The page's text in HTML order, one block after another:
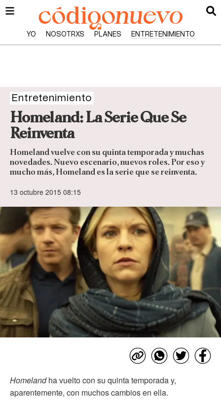
YO NOSOTRXS PLANES ENTRETENIMIENTO
Entretenimiento
Homeland: La Serie Que Se
Reinventa
Homeland vuelve con su quinta temporada y muchas
novedades. Nuevo escenario, nuevos roles. Por eso y
mucho más, Homeland es la serie que se reinventa.
13 octubre 2015 08:15
Homelandha vuelto con su quinta temporada y,
aparentemente, con muchos cambios en ella.